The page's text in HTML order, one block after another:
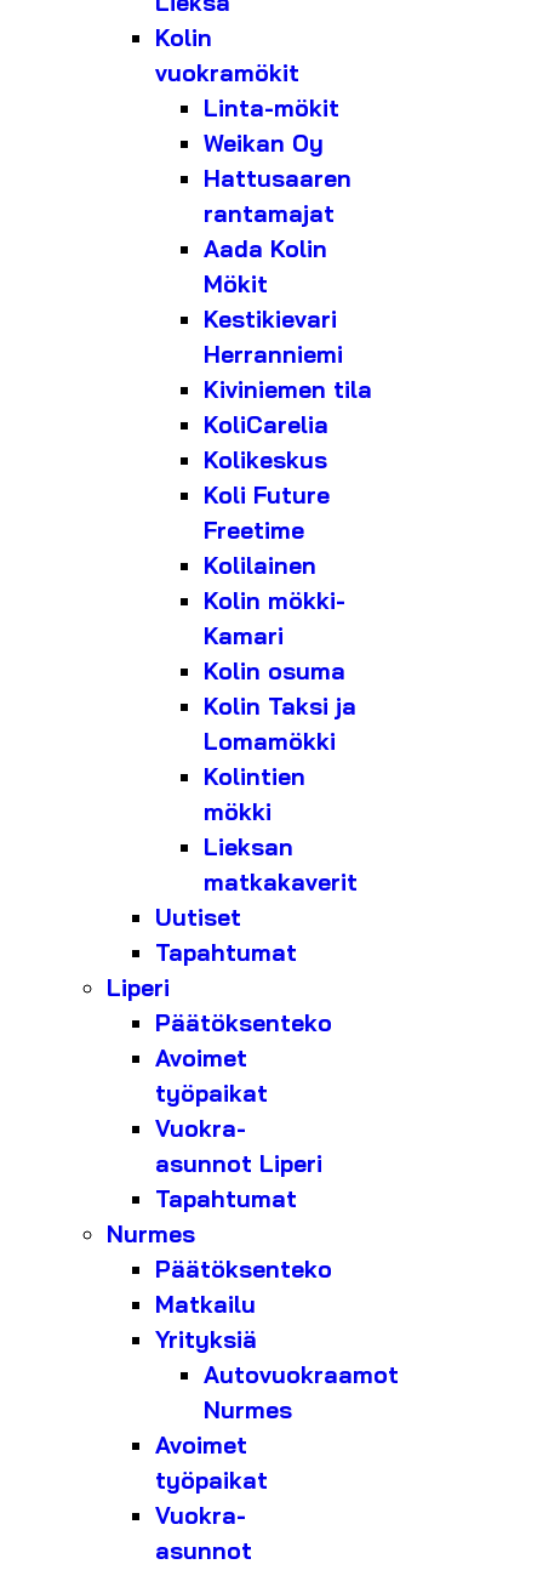
Kolin
vuokramökit
Linta-mökit
Weikan Oy
Hattusaaren
rantamajat
Aada Kolin
Mökit
Kestikievari
Herranniemi
Kiviniemen tila
KoliCarelia
Kolikeskus
Koli Future
Freetime
Kolilainen
Kolin mökki-
Kamari
Kolin osuma
Kolin Taksi ja
Lomamökki
Kolintien
mökki
Lieksan
matkakaverit
Uutiset
Tapahtumat
Liperi
Päätöksenteko
Avoimet
työpaikat
Vuokra-
asunnot Liperi
Tapahtumat
Nurmes
Päätöksenteko
Matkailu
Yrityksiä
Autovuokraamot
Nurmes
Avoimet
työpaikat
Vuokra-
asunnot